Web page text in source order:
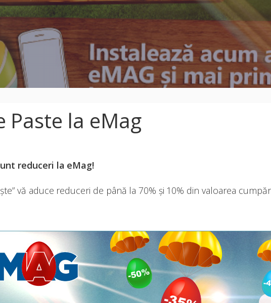
Paste la eMag
reduceri la eMag!
vă aduce reduceri de până la 70% și 10% din valoarea